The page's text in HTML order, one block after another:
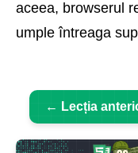
aceea, browserul
umple întreaga
← Lecția